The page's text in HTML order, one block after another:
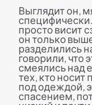
Выглядит он,
просто висит
он только
разделились
говорили, что
смеялись над
тех, кто
под одеждой,
спасением,